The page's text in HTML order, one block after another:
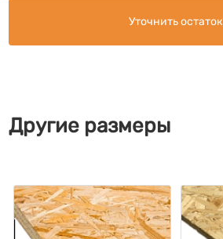
Уточнить остаток
Другие размеры